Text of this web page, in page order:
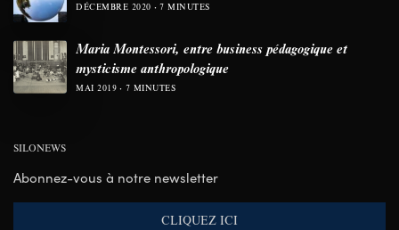
DÉCEMBRE 2020 7 MINUTES
Maria Montessori, entre business pédagogique et
mysticisme anthropologique
MAI 2019 7 MINUTES
SILONEWS
Abonnez-vous à notre newsletter
CLIQUEZ ICI